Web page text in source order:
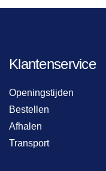
Klantenservice
Openingstijden
Bestellen
Afhalen
Transport